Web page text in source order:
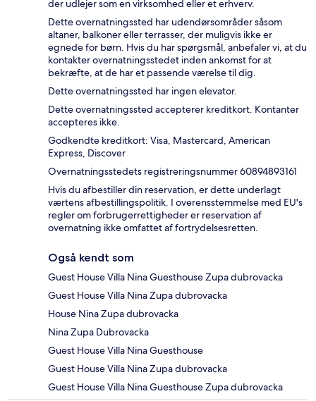
der udlejer som en virksomhed eller et erhverv.
Dette overnatningssted har udendørsområder såsom
altaner, balkoner eller terrasser, der muligvis ikke er
egnede for børn. Hvis du har spørgsmål, anbefaler vi, at du
kontakter overnatningsstedet inden ankomst for at
bekræfte, at de har et passende værelse til dig.
Dette overnatningssted har ingen elevator.
Dette overnatningssted accepterer kreditkort. Kontanter
accepteres ikke.
Godkendte kreditkort: Visa, Mastercard, American
Express, Discover
Overnatningsstedets registreringsnummer 60894893161
Hvis du afbestiller din reservation, er dette underlagt
værtens afbestillingspolitik. I overensstemmelse med EU's
regler om forbrugerrettigheder er reservation af
overnatning ikke omfattet af fortrydelsesretten.
Også kendt som
Guest House Villa Nina Guesthouse Zupa dubrovacka
Guest House Villa Nina Zupa dubrovacka
House Nina Zupa dubrovacka
Nina Zupa Dubrovacka
Guest House Villa Nina Guesthouse
Guest House Villa Nina Zupa dubrovacka
Guest House Villa Nina Guesthouse Zupa dubrovacka